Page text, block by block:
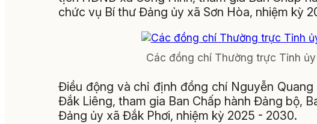
chức vụ Bí thư Đảng ủy xã Sơn Hòa, nhiệm kỳ
Các đồng chí Thường trực Tỉnh
Điều động và chỉ định đồng chí Nguyễn
Đắk Liêng, tham gia Ban Chấp hành Đảng bộ,
Đảng ủy xã Đắk Phơi, nhiệm kỳ 2025 - 2030.